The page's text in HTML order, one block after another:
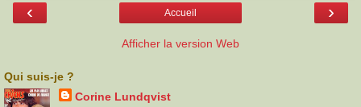
‹ ›
Accueil
Afficher la version Web
Qui suis-je ?
Corine Lundqvist